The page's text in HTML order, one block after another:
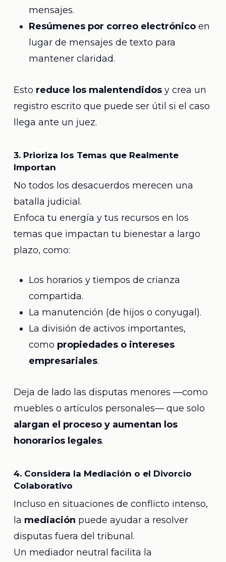
mensajes.
Resúmenes por correo electrónicoen
lugar de mensajes de texto para
mantener claridad.
Esto reduce los malentendidosy crea un
registro escrito que puede ser útil si el caso
llega ante un juez.
3. Prioriza los Temas que Realmente
Importan
No todos los desacuerdos merecen una
batalla judicial.
Enfoca tu energía y tus recursos en los
temas que impactan tu bienestar a largo
plazo, como:
Los horarios y tiempos de crianza
compartida.
La manutención (de hijos o conyugal).
La división de activos importantes,
como propiedades o intereses
empresariales.
Deja de lado las disputas menores —como
muebles o artículos personales— que solo
alargan el proceso y aumentan los
honorarios legales.
4. Considera la Mediación o el Divorcio
Colaborativo
Incluso en situaciones de conflicto intenso,
la mediación puede ayudar a resolver
disputas fuera del tribunal.
Un mediador neutral facilita la